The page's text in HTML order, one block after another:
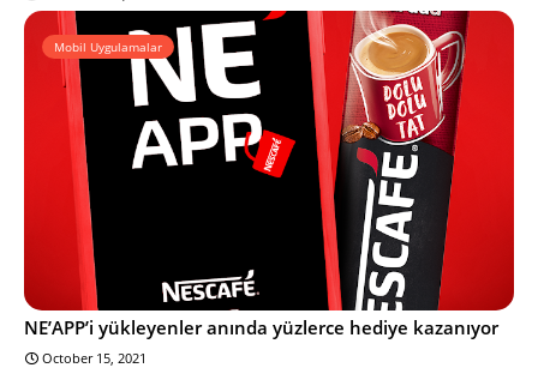
Mobil Uygulamalar
NE’APP’i yükleyenler anında yüzlerce hediye kazanıyor
October 15, 2021